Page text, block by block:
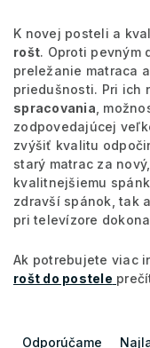
K novej posteli a
rošt. Oproti pevným
preležanie matraca
priedušnosti. Pri ich
spracovania ,
zodpovedajúcej
zvýšiť kvalitu
starý matrac za
kvalitnejšiemu
zdravší spánok, tak
pri televízore
Ak potrebujete viac
rošt do postele
Odporúčame